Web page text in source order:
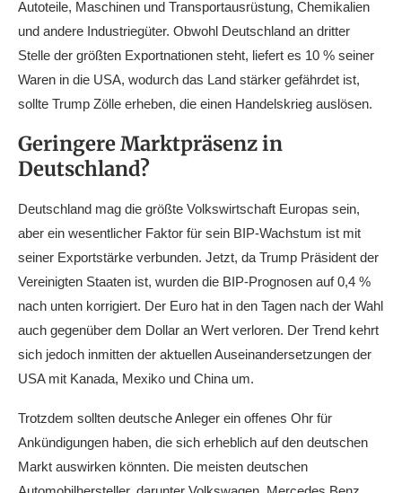
Autoteile, Maschinen und Transportausrüstung, Chemikalien
und andere Industriegüter. Obwohl Deutschland an dritter
Stelle der größten Exportnationen steht, liefert es 10 % seiner
Waren in die USA, wodurch das Land stärker gefährdet ist,
sollte Trump Zölle erheben, die einen Handelskrieg auslösen.
Geringere Marktpräsenz in
Deutschland?
Deutschland mag die größte Volkswirtschaft Europas sein,
aber ein wesentlicher Faktor für sein BIP-Wachstum ist mit
seiner Exportstärke verbunden. Jetzt, da Trump Präsident der
Vereinigten Staaten ist, wurden die BIP-Prognosen auf 0,4 %
nach unten korrigiert. Der Euro hat in den Tagen nach der Wahl
auch gegenüber dem Dollar an Wert verloren. Der Trend kehrt
sich jedoch inmitten der aktuellen Auseinandersetzungen der
USA mit Kanada, Mexiko und China um.
Trotzdem sollten deutsche Anleger ein offenes Ohr für
Ankündigungen haben, die sich erheblich auf den deutschen
Markt auswirken könnten. Die meisten deutschen